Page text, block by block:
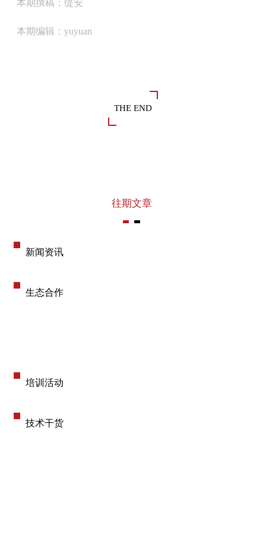
本期撰稿：缇安
本期编辑：yuyuan
THE END
往期文章
新闻资讯
生态合作
培训活动
技术干货